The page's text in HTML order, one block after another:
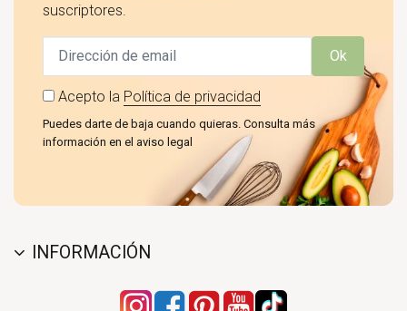
suscriptores.
Ok
Acepto la Política de privacidad
Puedes darte de baja cuando quieras. Consulta más
información en el aviso legal
INFORMACIÓN